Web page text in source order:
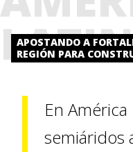
APOSTANDO A
REGIÓN PARA
En América
semiáridos